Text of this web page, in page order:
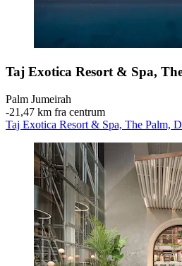
Taj Exotica Resort & Spa,
Palm Jumeirah
‐21,47 km fra centrum
Taj Exotica Resort & Spa, The Palm,